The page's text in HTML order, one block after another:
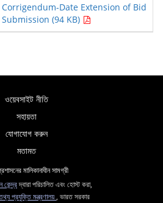
Corrigendum-Date Extension of Bid
Submission (94 KB)
ওয়েবসাইট নীতি
সহায়তা
যোগাযোগ করুন
মতামত
মালিকানাধীন সামগ্রী
কেন্দ্রদ্বারা পরিচালিত এবং হোস্ট করা,
প্রযুক্তি মন্ত্রণালয় , ভারত সরকার